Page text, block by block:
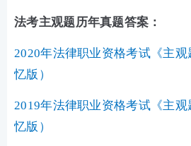
法考主观题历年真题答案：
2020年法律职业资格考试《主观
忆版）
2019年法律职业资格考试《主观
忆版）